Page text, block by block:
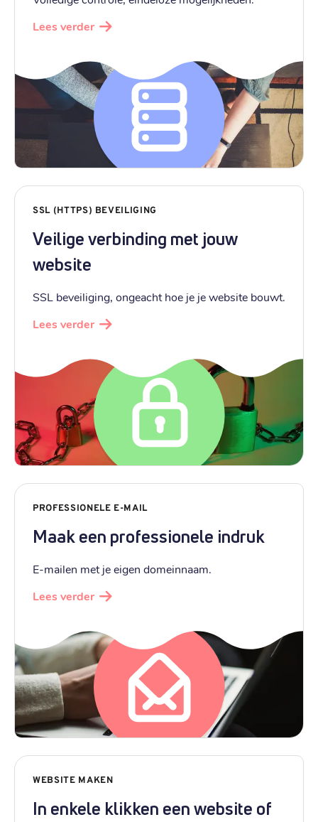
Lees verder
SSL (HTTPS) BEVEILIGING
Veilige verbinding met jouw
website
SSL beveiliging, ongeacht hoe je je website bouwt.
Lees verder
PROFESSIONELE E-MAIL
Maak een professionele indruk
E-mailen met je eigen domeinnaam.
Lees verder
WEBSITE MAKEN
In enkele klikken een website of